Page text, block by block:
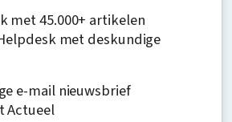
met 45.000+ artikelen
met deskundige
e-mail nieuwsbrief
Actueel